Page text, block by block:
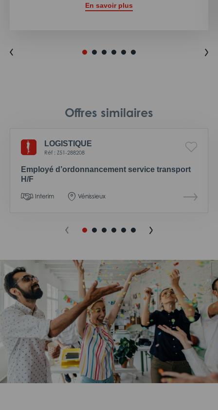
En savoir plus
Offres similaires
LOGISTIQUE
Réf : Z51-288208
Employé d’ordonnancement service transport
H/F
Interim Vénissieux